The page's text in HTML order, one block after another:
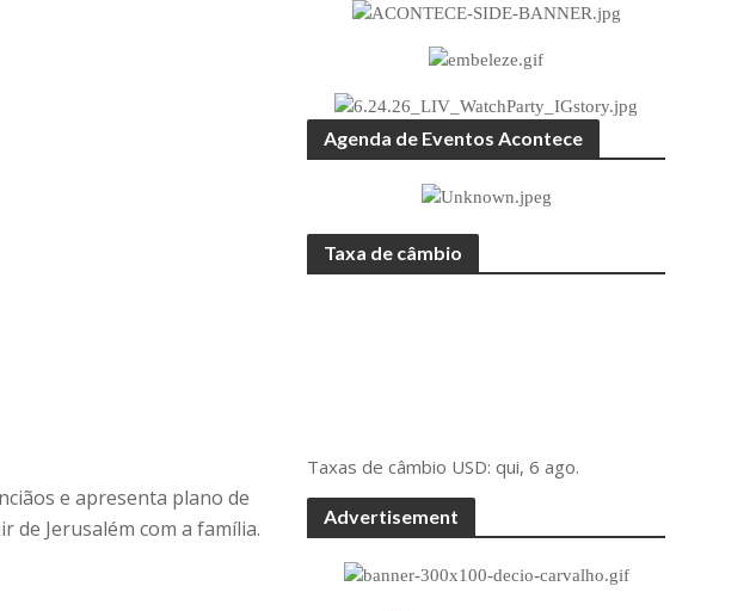
e apresenta plano de
de Jerusalém com a família.
Agenda de Eventos Acontece
Taxa de câmbio
Taxas de câmbio USD: qui, 6 ago.
Advertisement